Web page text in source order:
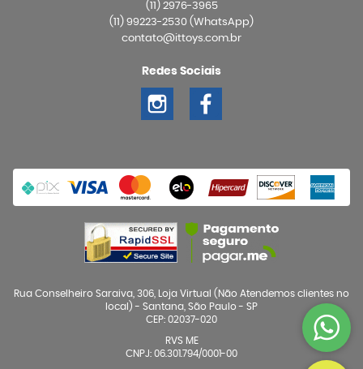
(11)2976-3965
(11) 99223-2530 (WhatsApp)
contato@ittoys.com.br
Redes Sociais
Rua Conselheiro Saraiva, 306, Loja Virtual (Não Atendemos clientes no
local) - Santana, São Paulo - SP
CEP: 02037-020
RVS ME
CNPJ: 06.301.794/0001-00